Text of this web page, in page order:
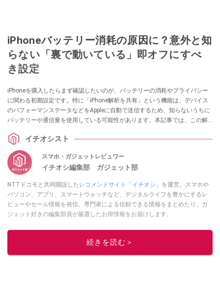
iPhoneバッテリー消耗の原因に？意外と知
らない「裏で動いている」即オフにすべ
き設定
iPhoneを購入したらまず確認したいのが、バッテリーの消耗やプライバシー
に関わる初期設定です。特に「iPhone解析を共有」という機能は、デバイス
のパフォーマンスデータなどをAppleに自動で送信するため、知らないうちに
バッテリーや通信量を使用している可能性があります。本記事では、この解
長持ちさせるための簡単な手順を解説します。
イチオシスト
スマホ・ガジェットレビュワー
イチオシ編集部 ガジェット部
NTTドコモと共同開設した レコメンドサイト「イチオシ」 を運営。スマホや
パソコン、アプリ、スマートウォッチなど、デジタルライフを豊かにするレ
ビューやセール情報を発信。専門家による信頼できる情報をまとめたり、ガ
ジェット好きの編集部員が厳選したお得情報をお届けします。
このイチオシストの他の記事を読む
続きを読む＞